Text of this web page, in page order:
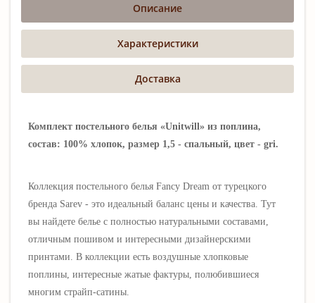
Описание
Характеристики
Доставка
Комплект постельного белья «Unitwill» из поплина,
состав: 100% хлопок, размер 1,5 - спальный, цвет - gri.
Коллекция постельного белья Fancy Dream от турецкого
бренда Sarev - это идеальный баланс цены и качества. Тут
вы найдете белье с полностью натуральными составами,
отличным пошивом и интересными дизайнерскими
принтами. В коллекции есть воздушные хлопковые
поплины, интересные жатые фактуры, полюбившиеся
многим страйп-сатины.